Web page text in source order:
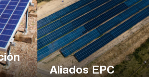
Aliados EPC